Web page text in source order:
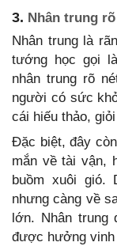
3. Nhân trung
Nhân trung là
tướng học gọi
nhân trung rõ
người có sức
cái hiếu thảo,
Đặc biệt, đây
mắn về tài vận,
buồm xuôi gió.
nhưng càng về
lớn. Nhân trung
được hưởng vinh